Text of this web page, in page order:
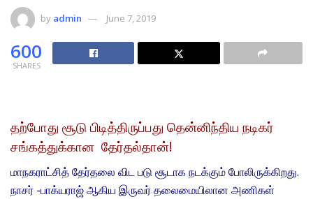
by admin June 7, 2019
600
SHARES
தற்போது சூடு பிடித்திருப்பது தென்னிந்திய நடிகர்
சங்கத்துக்கான தேர்தல்தான்!
மாநகராட்சித் தேர்தலை விட படு சூடாக நடக்கும் போலிருக்கிறது.
நாசர் -பாக்யராஜ் ஆகிய இருவர் தலைமையிலான அணிகள்